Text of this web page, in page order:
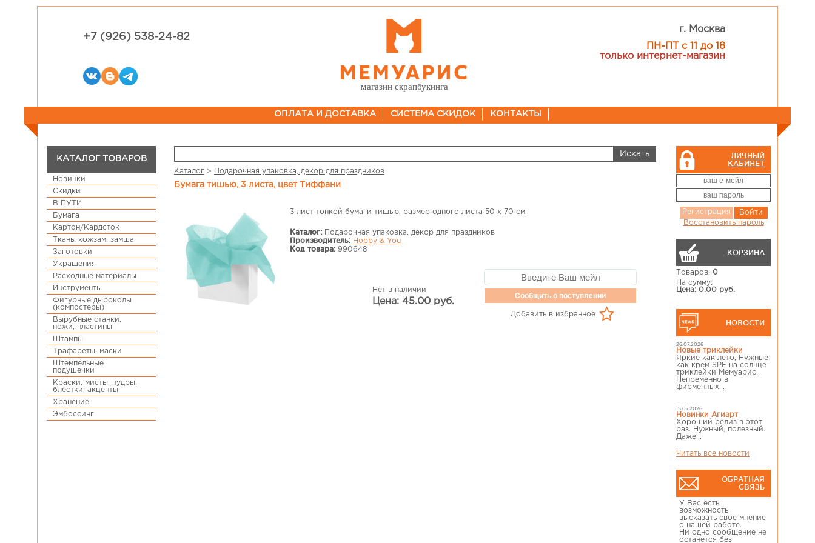
+7 (926) 538-24-82
магазин скрапбукинга
г. Москва
ПН-ПТ с 11 до 18
только интернет-магазин
ОПЛАТА И ДОСТАВКА СИСТЕМА СКИДОК КОНТАКТЫ
КАТАЛОГ ТОВАРОВ
Новинки
Скидки
В ПУТИ
Бумага
Картон/Кардсток
Ткань, кожзам, замша
Заготовки
Украшения
Расходные материалы
Инструменты
Фигурные дыроколы
(компостеры)
Вырубные станки,
ножи, пластины
Штампы
Трафареты, маски
Штемпельные
подушечки
Краски, мисты, пудры,
блёстки, акценты
Хранение
Эмбоссинг
ЛИЧНЫЙ
КАБИНЕТ
Регистрация
Войти
Восстановить пароль
КОРЗИНА
Товаров: 0
На сумму:
Цена: 0.00 руб.
НОВОСТИ
26.07.2026
Новые триклейки
Яркие как лето, Нужные
как крем SPF на солнце
триклейки Мемуарис.
Непременно в
фирменных...
15.07.2026
Новинки Агиарт
Хороший релиз в этот
раз. Нужный, полезный.
Даже...
Читать все новости
ОБРАТНАЯ
СВЯЗЬ
У Вас есть
возможность
высказать свое мнение
о нашей работе.
Ни одно сообщение не
останется без
Каталог > Подарочная упаковка, декор для праздников
Бумага тишью, 3 листа, цвет Тиффани
3 лист тонкой бумаги тишью, размер одного листа 50 х 70 см.
Каталог: Подарочная упаковка, декор для праздников
Производитель: Hobby & You
Код товара: 990648
Нет в наличии
Цена: 45.00 руб.
Сообщить о поступлении
Добавить в избранное